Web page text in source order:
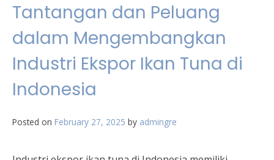
Tantangan dan Peluang
dalam Mengembangkan
Industri Ekspor Ikan Tuna di
Indonesia
Posted on February 27, 2025 by admingre